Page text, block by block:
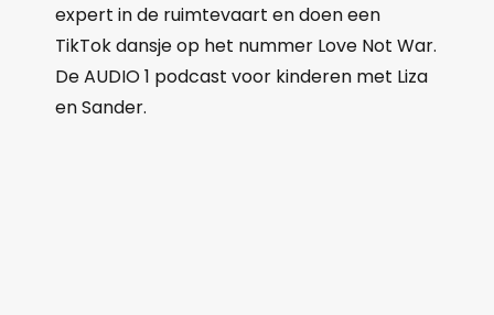
expert in de ruimtevaart en doen een
TikTok dansje op het nummer Love Not War.
De AUDIO 1 podcast voor kinderen met Liza
en Sander.